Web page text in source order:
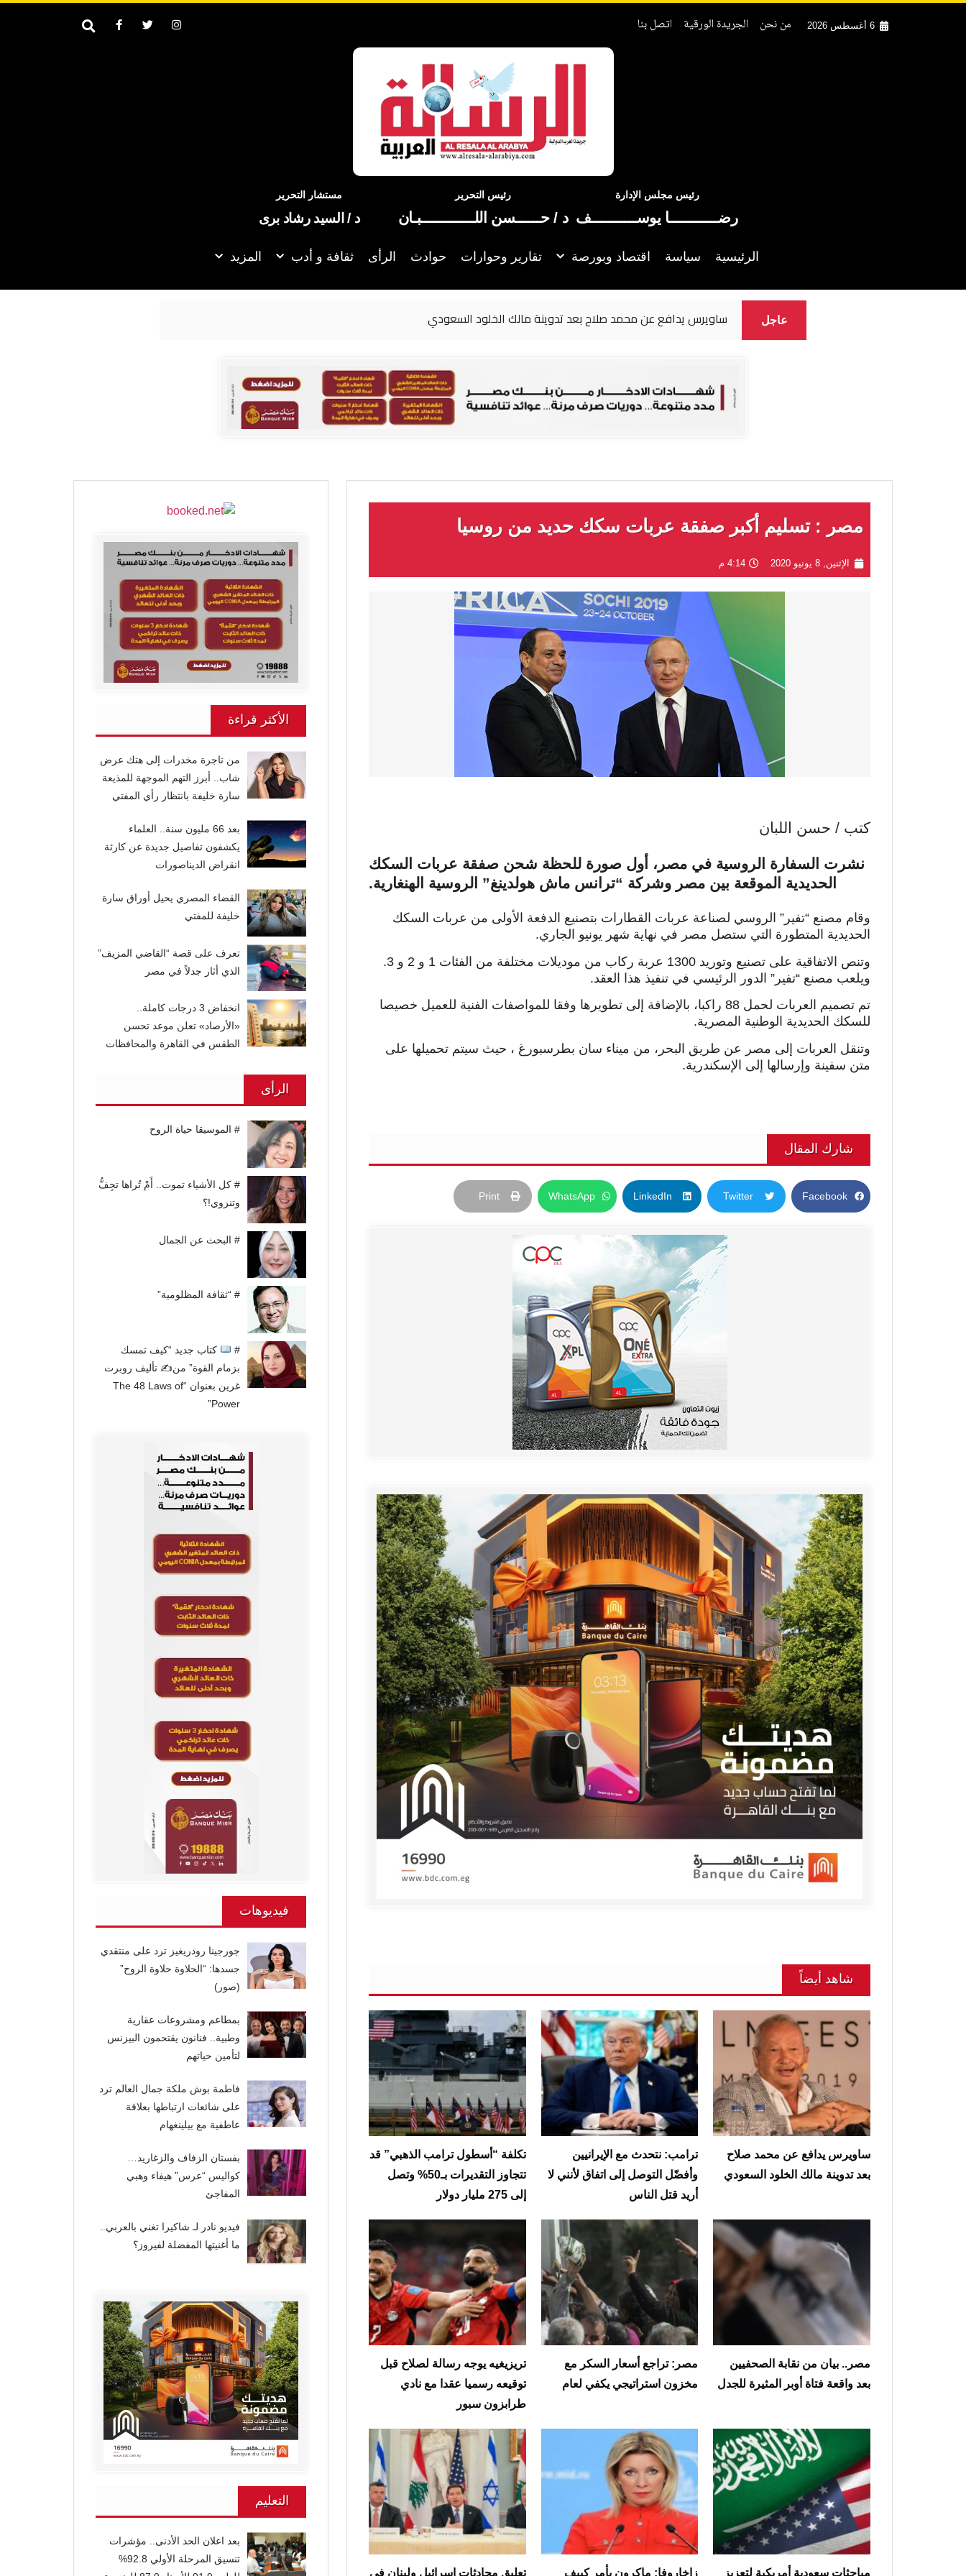
6 أغسطس 2026 من نحن الجريدة الورقية اتصل بنا
رئيس مجلس الإدارة
رضــــــــــــا يوســـــــــــف
رئيس التحرير
د / حــــــسن اللـــــــــــــبـان
مستشار التحرير
د / السيد رشاد برى
الرئيسية سياسة اقتصاد وبورصة تقارير وحوارات حوادث الرأى ثقافة و أدب المزيد
عاجلساويرس يدافع عن محمد صلاح بعد تدوينة مالك الخلود السعودي
مصر : تسليم أكبر صفقة عربات سكك حديد من روسيا
الإثنين, 8 يونيو 2020 4:14 م
كتب / حسن اللبان
نشرت السفارة الروسية في مصر، أول صورة للحظة شحن صفقة عربات السكك
الحديدية الموقعة بين مصر وشركة “ترانس ماش هولدينغ” الروسية الهنغارية.
وقام مصنع “تفير” الروسي لصناعة عربات القطارات بتصنيع الدفعة الأولى من عربات السكك
الحديدية المتطورة التي ستصل مصر في نهاية شهر يونيو الجاري.
وتنص الاتفاقية على تصنيع وتوريد 1300 عربة ركاب من موديلات مختلفة من الفئات 1 و 2 و 3.
ويلعب مصنع “تفير” الدور الرئيسي في تنفيذ هذا العقد.
تم تصميم العربات لحمل 88 راكبا، بالإضافة إلى تطويرها وفقا للمواصفات الفنية للعميل خصيصا
للسكك الحديدية الوطنية المصرية.
وتنقل العربات إلى مصر عن طريق البحر، من ميناء سان بطرسبورغ ، حيث سيتم تحميلها على
متن سفينة وإرسالها إلى الإسكندرية.
شارك المقال
Facebook
Twitter
LinkedIn
WhatsApp
Print
شاهد أيضاً
ساويرس يدافع عن محمد صلاح
بعد تدوينة مالك الخلود السعودي
ترامب: نتحدث مع الإيرانيين
وأفضّل التوصل إلى اتفاق لأنني لا
أريد قتل الناس
تكلفة “أسطول ترامب الذهبي” قد
تتجاوز التقديرات بـ50% وتصل
إلى 275 مليار دولار
مصر.. بيان من نقابة الصحفيين
بعد واقعة فتاة أوبر المثيرة للجدل
مصر: تراجع أسعار السكر مع
مخزون استراتيجي يكفي لعام
تريزيغيه يوجه رسالة لصلاح قبل
توقيعه رسميا عقدا مع نادي
طرابزون سبور
مباحثات سعودية أمريكية لتعزيز زاخاروفا: ماكرون يأمر كييف تعليق محادثات إسرائيل ولبنان في
الأكثر قراءة
من تاجرة مخدرات إلى هتك عرض
شاب.. أبرز التهم الموجهة للمذيعة
سارة خليفة بانتظار رأي المفتي
بعد 66 مليون سنة.. العلماء
يكشفون تفاصيل جديدة عن كارثة
انقراض الديناصورات
القضاء المصري يحيل أوراق سارة
خليفة للمفتي
تعرف على قصة “القاضي المزيف”
الذي أثار جدلاً في مصر
انخفاض 3 درجات كاملة..
«الأرصاد» تعلن موعد تحسن
الطقس في القاهرة والمحافظات
الرأى
# الموسيقا حياة الروح
# كل الأشياء تموت.. أَمْ تُراها تجِفُّ
وتنزوي!؟
# البحث عن الجمال
# “ثقافة المظلومية”
#
كتاب جديد “كيف تمسك
بزمام القوة” من✍ تأليف روبرت
غرين بعنوان “The 48 Laws of
Power”
فيديوهات
جورجينا رودريغيز ترد على منتقدي
جسدها: “الحلاوة حلاوة الروح”
(صور)
بمطاعم ومشروعات عقارية
وطبية.. فنانون يقتحمون البيزنس
لتأمين حياتهم
فاطمة بوش ملكة جمال العالم ترد
على شائعات ارتباطها بعلاقة
عاطفية مع بيلينغهام
بفستان الزفاف والزغاريد…
كواليس “عرس” هيفاء وهبي
المفاجئ
فيديو نادر لـ شاكيرا تغني بالعربي..
ما أغنيتها المفضلة لفيروز؟
التعليم
بعد اعلان الحد الأدنى.. مؤشرات
تنسيق المرحلة الأولي 92.8%